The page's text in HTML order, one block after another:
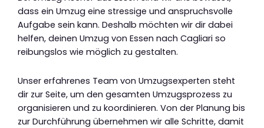
dass ein Umzug eine stressige und anspruchsvolle
Aufgabe sein kann. Deshalb möchten wir dir dabei
helfen, deinen Umzug von Essen nach Cagliari so
reibungslos wie möglich zu gestalten.
Unser erfahrenes Team von Umzugsexperten steht
dir zur Seite, um den gesamten Umzugsprozess zu
organisieren und zu koordinieren. Von der Planung bis
zur Durchführung übernehmen wir alle Schritte, damit